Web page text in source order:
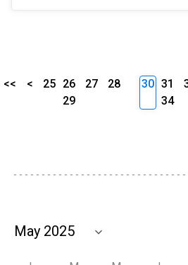
<< < 25 26 27
28
29
30 31
34